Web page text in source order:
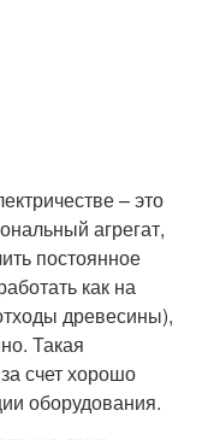
– это
агрегат,
постоянное
как на
древесины),
Такая
счет хорошо
оборудования.